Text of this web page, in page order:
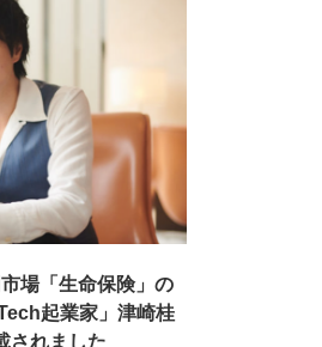
場「生命保険」の
起業家」津崎桂
されました